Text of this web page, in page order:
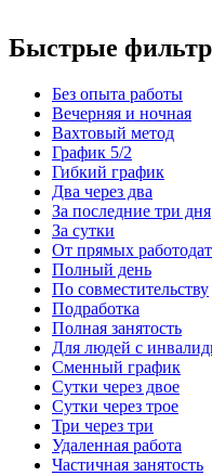
Быстрые
Без опыта работы
Вечерняя и ночная
Вахтовый метод
График 5/2
Гибкий график
Два через два
За последние три дня
За сутки
От прямых
Полный день
По совместительству
Подработка
Полная занятость
Для людей с
Сменный график
Сутки через двое
Сутки через трое
Три через три
Удаленная работа
Частичная занятость